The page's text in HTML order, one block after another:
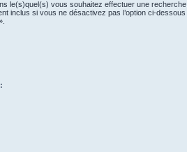
le(s)quel(s) vous souhaitez effectuer une recherche.
inclus si vous ne désactivez pas l’option ci-dessous